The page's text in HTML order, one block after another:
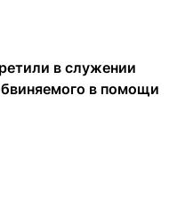
в служении
в помощи